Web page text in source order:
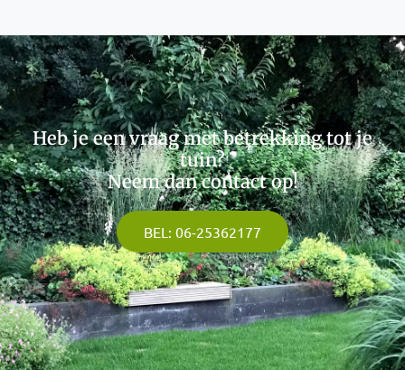
Heb je een vraag met betrekking tot je
tuin?
Neem dan contact op!
BEL: 06-25362177